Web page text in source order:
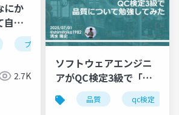
にか
自ら
条件プロジェクトマネジメント チームビ
清2.7K
ソフトウェアエンジニ
アがQC検定3級で「品
質」について勉強して
みた
品質 qc検定